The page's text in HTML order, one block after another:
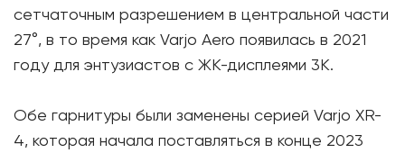
сетчаточным разрешением в центральной части
27°, в то время как Varjo Aero появилась в 2021
году для энтузиастов с ЖК-дисплеями 3K.
Обе гарнитуры были заменены серией Varjo XR-
4, которая начала поставляться в конце 2023